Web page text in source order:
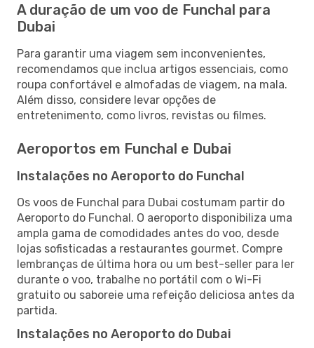
A duração de um voo de Funchal para
Dubai
Para garantir uma viagem sem inconvenientes,
recomendamos que inclua artigos essenciais, como
roupa confortável e almofadas de viagem, na mala.
Além disso, considere levar opções de
entretenimento, como livros, revistas ou filmes.
Aeroportos em Funchal e Dubai
Instalações no Aeroporto do Funchal
Os voos de Funchal para Dubai costumam partir do
Aeroporto do Funchal. O aeroporto disponibiliza uma
ampla gama de comodidades antes do voo, desde
lojas sofisticadas a restaurantes gourmet. Compre
lembranças de última hora ou um best-seller para ler
durante o voo, trabalhe no portátil com o Wi-Fi
gratuito ou saboreie uma refeição deliciosa antes da
partida.
Instalações no Aeroporto do Dubai